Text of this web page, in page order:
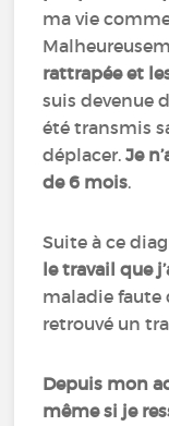
ma vie
rattrapée et
suis devenue
été transmis
déplacer.Je
de 6 mois.
Suite à ce
le travail que
maladie faute
retrouvé un
Depuis mon
même si je